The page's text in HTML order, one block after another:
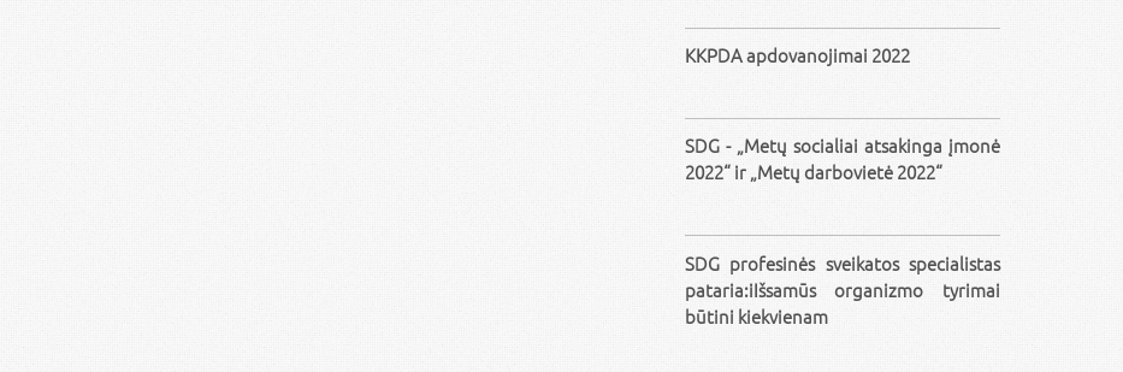
KKPDA apdovanojimai 2022
SDG - „Metų socialiai atsakinga įmonė
2022“ ir „Metų darbovietė 2022“
SDG profesinės sveikatos specialistas
pataria:iIšsamūs organizmo tyrimai
būtini kiekvienam